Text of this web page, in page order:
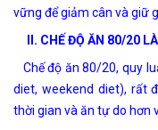
vững để giảm cân và giữ
II. CHẾ ĐỘ ĂN 80/20 LÀ
Chế độ ăn 80/20, quy
diet, weekend diet), rất
thời gian và ăn tự do hơn